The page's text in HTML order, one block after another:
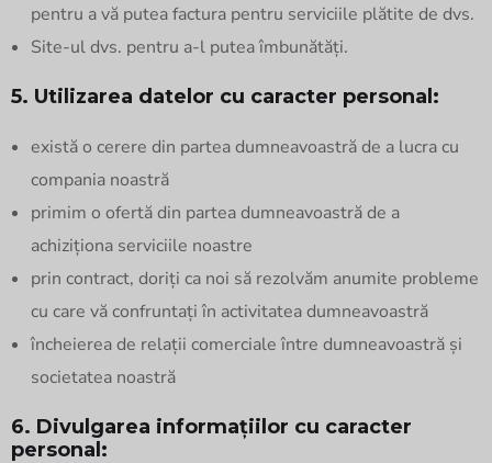
pentru a vă putea factura pentru serviciile plătite de dvs.
Site-ul dvs. pentru a-l putea îmbunătăți.
5. Utilizarea datelor cu caracter personal:
există o cerere din partea dumneavoastră de a lucra cu
compania noastră
primim o ofertă din partea dumneavoastră de a
achiziționa serviciile noastre
prin contract, doriți ca noi să rezolvăm anumite probleme
cu care vă confruntați în activitatea dumneavoastră
încheierea de relații comerciale între dumneavoastră și
societatea noastră
6. Divulgarea informațiilor cu caracter
personal: